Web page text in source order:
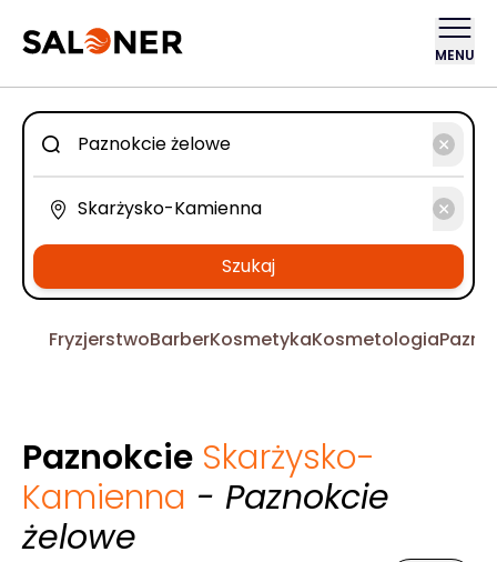
MENU
Szukaj
FryzjerstwoBarberKosmetykaKosmetologia
Paznokcie Skarżysko-
Kamienna - Paznokcie
żelowe